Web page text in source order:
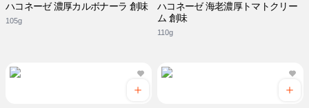
ハコネーゼ 濃厚カルボナーラ 創味
105g
ハコネーゼ 海老濃厚トマトクリー
ム 創味
110g